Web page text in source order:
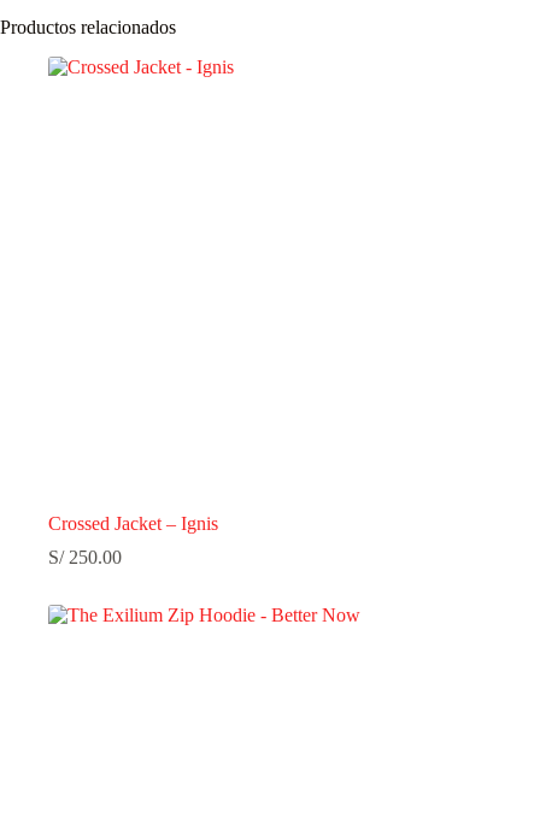
Productos relacionados
Crossed Jacket – Ignis
S/250.00